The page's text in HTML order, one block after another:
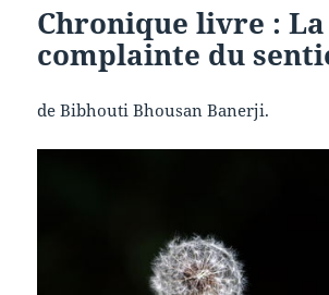
Chronique livre : La
complainte du
de Bibhouti Bhousan Banerji.